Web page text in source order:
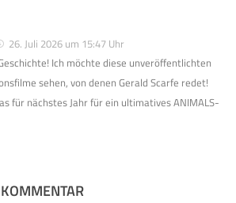
26. Juli 2026 um 15:47 Uhr
Ich möchte diese unveröffentlichten
sehen, von denen Gerald Scarfe redet!
für nächstes Jahr für ein ultimatives ANIMALS-